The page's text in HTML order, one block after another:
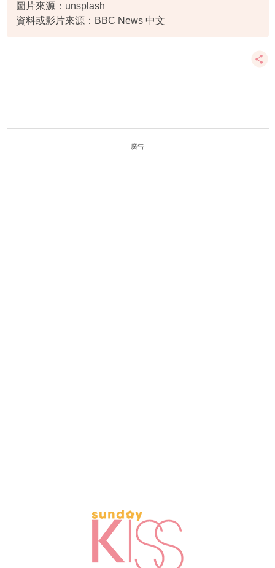
圖片來源：unsplash
資料或影片來源：BBC News 中文
廣告